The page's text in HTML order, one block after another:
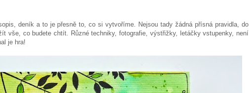
deník a to je přesně to, co si vytvoříme. Nejsou tady žádná přísná pravidla, do
vše, co budete chtít. Různé techniky, fotografie, výstřižky, letáčky vstupenky, není
je hra!